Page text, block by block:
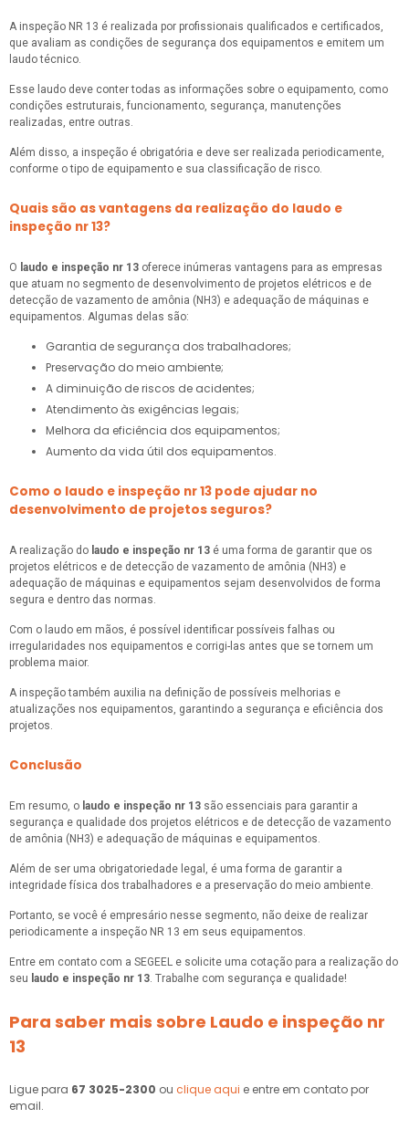
A inspeção NR 13 é realizada por profissionais qualificados e certificados,
que avaliam as condições de segurança dos equipamentos e emitem um
laudo técnico.
Esse laudo deve conter todas as informações sobre o equipamento, como
condições estruturais, funcionamento, segurança, manutenções
realizadas, entre outras.
Além disso, a inspeção é obrigatória e deve ser realizada periodicamente,
conforme o tipo de equipamento e sua classificação de risco.
Quais são as vantagens da realização do laudo e
inspeção nr 13?
O laudo e inspeção nr 13 oferece inúmeras vantagens para as empresas
que atuam no segmento de desenvolvimento de projetos elétricos e de
detecção de vazamento de amônia (NH3) e adequação de máquinas e
equipamentos. Algumas delas são:
Garantia de segurança dos trabalhadores;
Preservação do meio ambiente;
A diminuição de riscos de acidentes;
Atendimento às exigências legais;
Melhora da eficiência dos equipamentos;
Aumento da vida útil dos equipamentos.
Como o laudo e inspeção nr 13 pode ajudar no
desenvolvimento de projetos seguros?
A realização do laudo e inspeção nr 13 é uma forma de garantir que os
projetos elétricos e de detecção de vazamento de amônia (NH3) e
adequação de máquinas e equipamentos sejam desenvolvidos de forma
segura e dentro das normas.
Com o laudo em mãos, é possível identificar possíveis falhas ou
irregularidades nos equipamentos e corrigi-las antes que se tornem um
problema maior.
A inspeção também auxilia na definição de possíveis melhorias e
atualizações nos equipamentos, garantindo a segurança e eficiência dos
projetos.
Conclusão
Em resumo, o laudo e inspeção nr 13 são essenciais para garantir a
segurança e qualidade dos projetos elétricos e de detecção de vazamento
de amônia (NH3) e adequação de máquinas e equipamentos.
Além de ser uma obrigatoriedade legal, é uma forma de garantir a
integridade física dos trabalhadores e a preservação do meio ambiente.
Portanto, se você é empresário nesse segmento, não deixe de realizar
periodicamente a inspeção NR 13 em seus equipamentos.
Entre em contato com a SEGEEL e solicite uma cotação para a realização do
seu laudo e inspeção nr 13. Trabalhe com segurança e qualidade!
Para saber mais sobre Laudo e inspeção nr
13
Ligue para 67 3025-2300 ou clique aqui e entre em contato por
email.